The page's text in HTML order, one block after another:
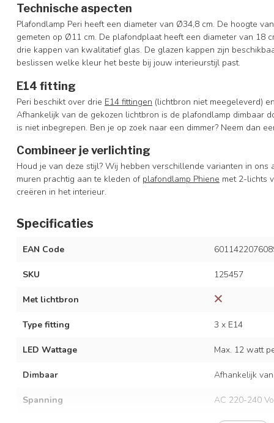
Technische aspecten
Plafondlamp Peri heeft een diameter van Ø34,8 cm. De hoogte
gemeten op Ø11 cm. De plafondplaat heeft een diameter van 18
drie kappen van kwalitatief glas. De glazen kappen zijn
beslissen welke kleur het beste bij jouw interieurstijl past.
E14 fitting
Peri beschikt over drie E14 fittingen (lichtbron niet meegeleverd)
Afhankelijk van de gekozen lichtbron is de plafondlamp dimbaar
is niet inbegrepen. Ben je op zoek naar een dimmer? Neem dan
Combineer je verlichting
Houd je van deze stijl? Wij hebben verschillende varianten in ons
muren prachtig aan te kleden of plafondlamp Phiene met 2-lichts
creëren in het interieur.
Specificaties
EAN Code
SKU 125457
Met lichtbron
Type fitting 3 x E14
LED Wattage Max. 12 watt
Dimbaar Afhankelijk
Spanning AC 220-240